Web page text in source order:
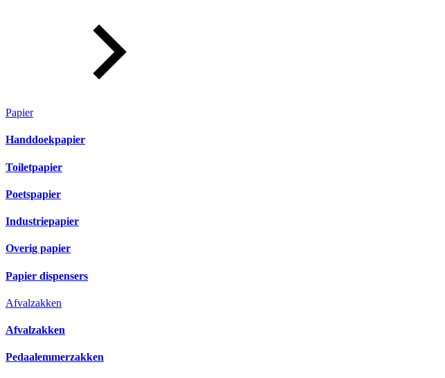
Papier
Handdoekpapier
Toiletpapier
Poetspapier
Industriepapier
Overig papier
Papier dispensers
Afvalzakken
Afvalzakken
Pedaalemmerzakken